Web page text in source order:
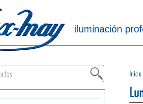
iluminación
Inicio